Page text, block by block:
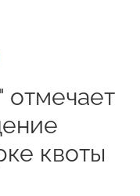
квоты